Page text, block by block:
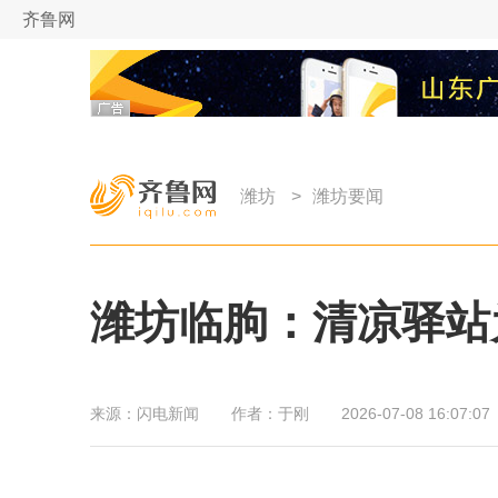
齐鲁网
潍坊 > 潍坊要闻
潍坊临朐：清凉驿
来源： 闪电新闻 作者： 于刚 2026-07-08 16:07:07